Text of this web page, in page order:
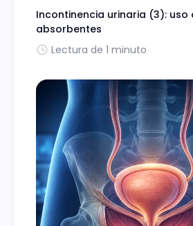
Incontinencia urinaria (3):
absorbentes
Lectura de 1 minuto